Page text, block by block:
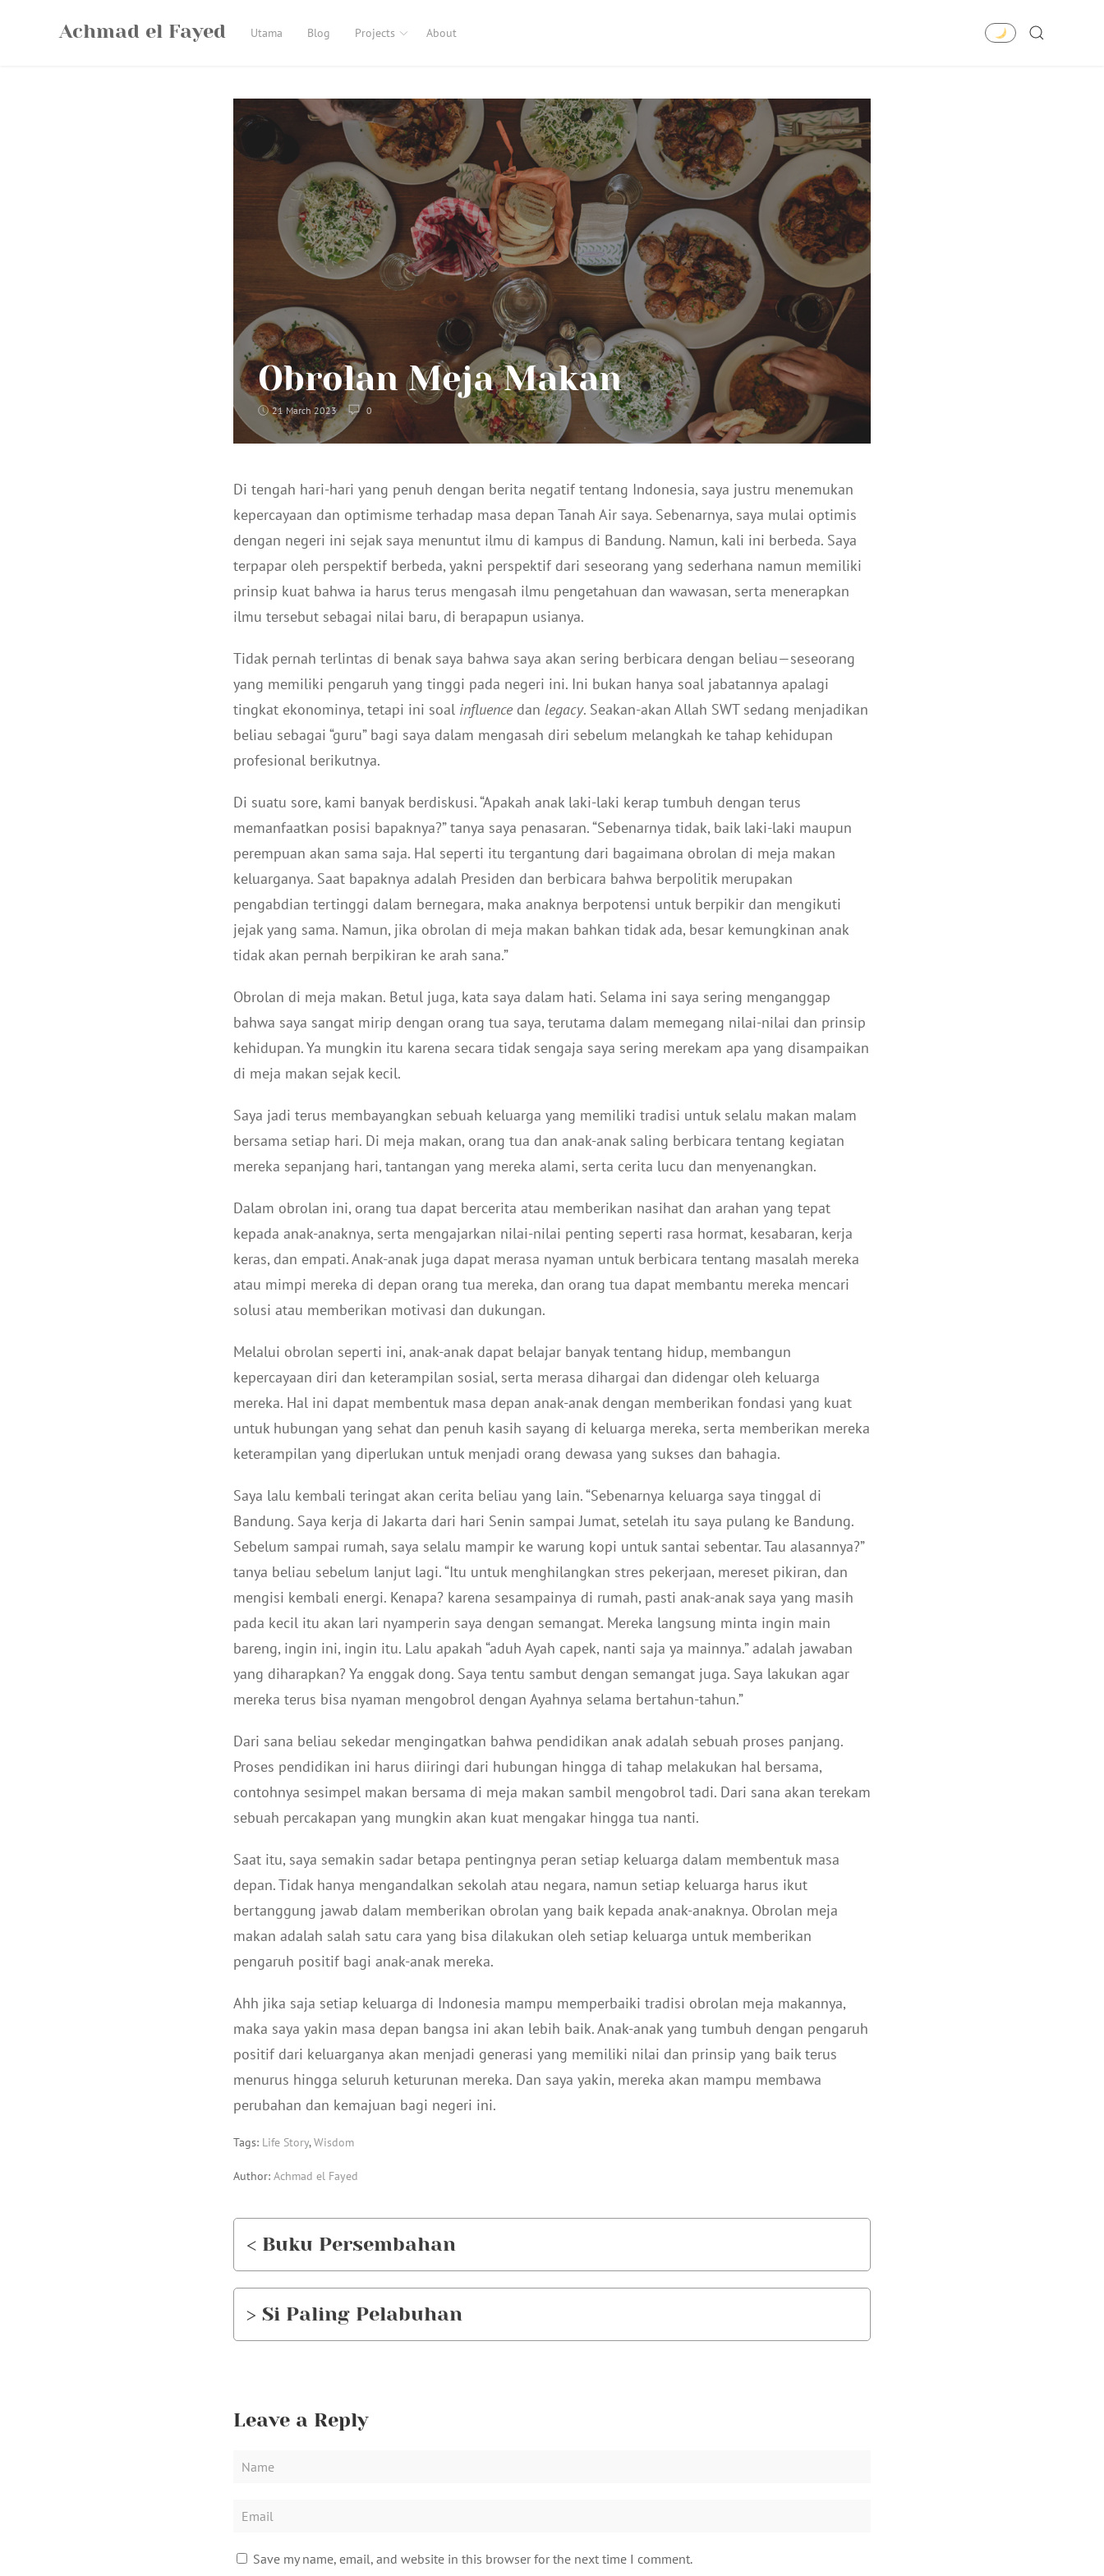
Achmad el Fayed Utama Blog Projects About SEARCH
Obrolan Meja Makan
21 March 2023 0
Di tengah hari-hari yang penuh dengan berita negatif tentang Indonesia, saya justru menemukan
kepercayaan dan optimisme terhadap masa depan Tanah Air saya. Sebenarnya, saya mulai optimis
dengan negeri ini sejak saya menuntut ilmu di kampus di Bandung. Namun, kali ini berbeda. Saya
terpapar oleh perspektif berbeda, yakni perspektif dari seseorang yang sederhana namun memiliki
prinsip kuat bahwa ia harus terus mengasah ilmu pengetahuan dan wawasan, serta menerapkan
ilmu tersebut sebagai nilai baru, di berapapun usianya.
Tidak pernah terlintas di benak saya bahwa saya akan sering berbicara dengan beliau—seseorang
yang memiliki pengaruh yang tinggi pada negeri ini. Ini bukan hanya soal jabatannya apalagi
tingkat ekonominya, tetapi ini soal influencedan legacy. Seakan-akan Allah SWT sedang menjadikan
beliau sebagai “guru” bagi saya dalam mengasah diri sebelum melangkah ke tahap kehidupan
profesional berikutnya.
Di suatu sore, kami banyak berdiskusi. “Apakah anak laki-laki kerap tumbuh dengan terus
memanfaatkan posisi bapaknya?” tanya saya penasaran. “Sebenarnya tidak, baik laki-laki maupun
perempuan akan sama saja. Hal seperti itu tergantung dari bagaimana obrolan di meja makan
keluarganya. Saat bapaknya adalah Presiden dan berbicara bahwa berpolitik merupakan
pengabdian tertinggi dalam bernegara, maka anaknya berpotensi untuk berpikir dan mengikuti
jejak yang sama. Namun, jika obrolan di meja makan bahkan tidak ada, besar kemungkinan anak
tidak akan pernah berpikiran ke arah sana.”
Obrolan di meja makan. Betul juga, kata saya dalam hati. Selama ini saya sering menganggap
bahwa saya sangat mirip dengan orang tua saya, terutama dalam memegang nilai-nilai dan prinsip
kehidupan. Ya mungkin itu karena secara tidak sengaja saya sering merekam apa yang disampaikan
di meja makan sejak kecil.
Saya jadi terus membayangkan sebuah keluarga yang memiliki tradisi untuk selalu makan malam
bersama setiap hari. Di meja makan, orang tua dan anak-anak saling berbicara tentang kegiatan
mereka sepanjang hari, tantangan yang mereka alami, serta cerita lucu dan menyenangkan.
Dalam obrolan ini, orang tua dapat bercerita atau memberikan nasihat dan arahan yang tepat
kepada anak-anaknya, serta mengajarkan nilai-nilai penting seperti rasa hormat, kesabaran, kerja
keras, dan empati. Anak-anak juga dapat merasa nyaman untuk berbicara tentang masalah mereka
atau mimpi mereka di depan orang tua mereka, dan orang tua dapat membantu mereka mencari
solusi atau memberikan motivasi dan dukungan.
Melalui obrolan seperti ini, anak-anak dapat belajar banyak tentang hidup, membangun
kepercayaan diri dan keterampilan sosial, serta merasa dihargai dan didengar oleh keluarga
mereka. Hal ini dapat membentuk masa depan anak-anak dengan memberikan fondasi yang kuat
untuk hubungan yang sehat dan penuh kasih sayang di keluarga mereka, serta memberikan mereka
keterampilan yang diperlukan untuk menjadi orang dewasa yang sukses dan bahagia.
Saya lalu kembali teringat akan cerita beliau yang lain. “Sebenarnya keluarga saya tinggal di
Bandung. Saya kerja di Jakarta dari hari Senin sampai Jumat, setelah itu saya pulang ke Bandung.
Sebelum sampai rumah, saya selalu mampir ke warung kopi untuk santai sebentar. Tau alasannya?”
tanya beliau sebelum lanjut lagi. “Itu untuk menghilangkan stres pekerjaan, mereset pikiran, dan
mengisi kembali energi. Kenapa? karena sesampainya di rumah, pasti anak-anak saya yang masih
pada kecil itu akan lari nyamperin saya dengan semangat. Mereka langsung minta ingin main
bareng, ingin ini, ingin itu. Lalu apakah “aduh Ayah capek, nanti saja ya mainnya.” adalah jawaban
yang diharapkan? Ya enggak dong. Saya tentu sambut dengan semangat juga. Saya lakukan agar
mereka terus bisa nyaman mengobrol dengan Ayahnya selama bertahun-tahun.”
Dari sana beliau sekedar mengingatkan bahwa pendidikan anak adalah sebuah proses panjang.
Proses pendidikan ini harus diiringi dari hubungan hingga di tahap melakukan hal bersama,
contohnya sesimpel makan bersama di meja makan sambil mengobrol tadi. Dari sana akan terekam
sebuah percakapan yang mungkin akan kuat mengakar hingga tua nanti.
Saat itu, saya semakin sadar betapa pentingnya peran setiap keluarga dalam membentuk masa
depan. Tidak hanya mengandalkan sekolah atau negara, namun setiap keluarga harus ikut
bertanggung jawab dalam memberikan obrolan yang baik kepada anak-anaknya. Obrolan meja
makan adalah salah satu cara yang bisa dilakukan oleh setiap keluarga untuk memberikan
pengaruh positif bagi anak-anak mereka.
Ahh jika saja setiap keluarga di Indonesia mampu memperbaiki tradisi obrolan meja makannya,
maka saya yakin masa depan bangsa ini akan lebih baik. Anak-anak yang tumbuh dengan pengaruh
positif dari keluarganya akan menjadi generasi yang memiliki nilai dan prinsip yang baik terus
menurus hingga seluruh keturunan mereka. Dan saya yakin, mereka akan mampu membawa
perubahan dan kemajuan bagi negeri ini.
Tags: Life Story,Wisdom
Author: Achmad el Fayed
< Buku Persembahan
> Si Paling Pelabuhan
Leave a Reply
Save my name, email, and website in this browser for the next time I comment.